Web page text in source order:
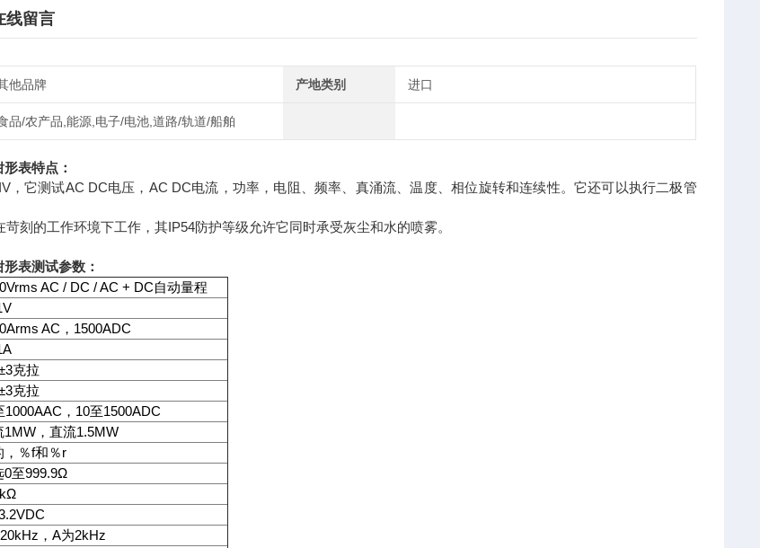
线留言
他品牌 产地类别 进口
品/农产品,能源,电子/电池,道路/轨道/船舶
形表特点：
，它测试AC DC电压，AC DC电流，功率，电阻、频率、真涌流、温度、相位旋转和连续性。它还可以执行二极管
刻的工作环境下工作，其IP54防护等级允许它同时承受灰尘和水的喷雾。
形表测试参数：
AC / DC / AC + DC自动量程
AC ， 1500ADC
克拉
克拉
1000AAC ， 10至1500ADC
1MW ，直流1.5MW
，％f和％r
0至999.9Ω
20kHz ，A为2kHz